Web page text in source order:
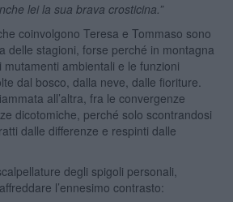
lei la sua brava crosticina.”
coinvolgono Teresa e Tommaso sono
delle stagioni, forse perché in montagna
ambientali e le funzioni
dal bosco, dalla neve, dalle fioriture.
all’altra, fra le convergenze
dicotomiche, perché solo scontrandosi
dalle differenze e respinti dalle
degli spigoli personali,
l’ennesimo contrasto: